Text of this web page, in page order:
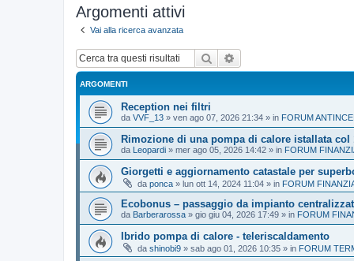
Argomenti attivi
Vai alla ricerca avanzata
Cerca
ARGOMENTI
Reception nei filtri
da VVF_13 » ven ago 07, 2026 21:34 » in FORUM
Rimozione di una pompa di calore istallata col
da Leopardi » mer ago 05, 2026 14:42 » in FORUM
Giorgetti e aggiornamento catastale per
da ponca » lun ott 14, 2024 11:04 » in FORUM
Ecobonus – passaggio da impianto
da Barberarossa » gio giu 04, 2026 17:49 » in FORUM
Ibrido pompa di calore - teleriscaldamento
da shinobi9 » sab ago 01, 2026 10:35 » in FORUM